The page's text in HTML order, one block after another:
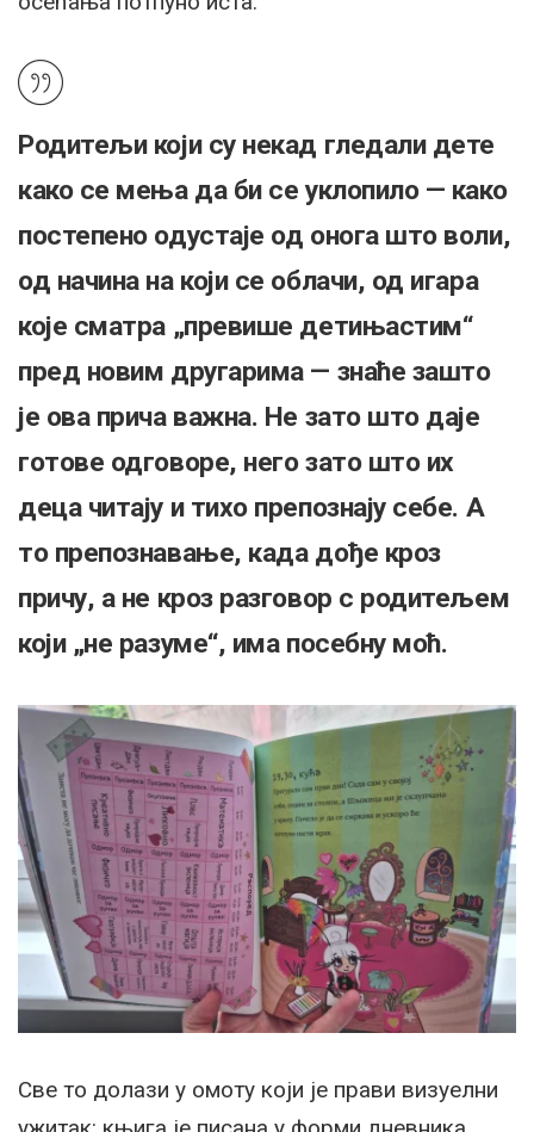
Родитељи који су некад гледали дете
како се мења да би се уклопило — како
постепено одустаје од онога што воли,
од начина на који се облачи, од игара
које сматра „превише детињастим“
пред новим другарима — знаће зашто
је ова прича важна. Не зато што даје
готове одговоре, него зато што их
деца читају и тихо препознају себе. А
то препознавање, када дође кроз
причу, а не кроз разговор с родитељем
који „не разуме“, има посебну моћ.
Све то долази у омоту који је прави визуелни